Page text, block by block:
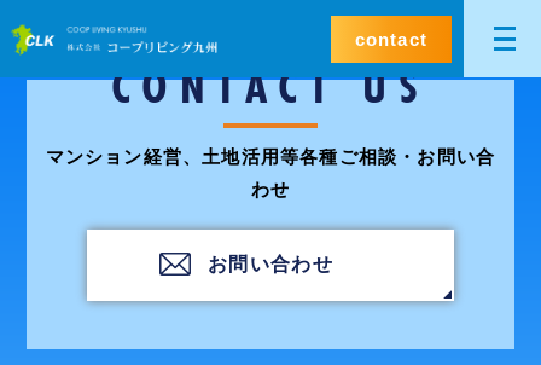
contact
CONTACT US
マンション経営、土地活用等各種ご相談・お問い合
わせ
お問い合わせ